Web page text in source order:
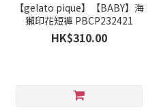
【gelato pique】【BABY】海
獺印花短褲 PBCP232421
HK$310.00